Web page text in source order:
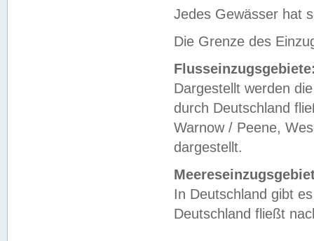
Jedes Gewässer hat
Die Grenze des
Dargestellt werden
durch Deutschland
Warnow / Peene,
dargestellt.
In Deutschland gibt
Deutschland fließt